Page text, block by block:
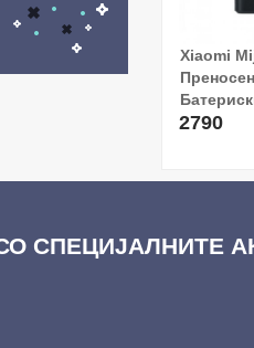
Xiaomi
Преносен
2790
СПЕЦИЈАЛНИТЕ